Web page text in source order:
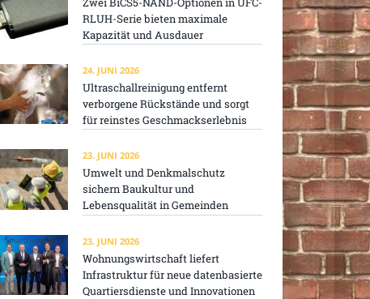
RLUH-Serie bieten maximale
Kapazität und Ausdauer
24. JUNI 2026
Ultraschallreinigung entfernt
verborgene Rückstände und sorgt
für reinstes Geschmackserlebnis
23. JUNI 2026
Umwelt und Denkmalschutz
sichern Baukultur und
Lebensqualität in Gemeinden
23. JUNI 2026
Wohnungswirtschaft liefert
Infrastruktur für neue datenbasierte
Quartiersdienste und Innovationen